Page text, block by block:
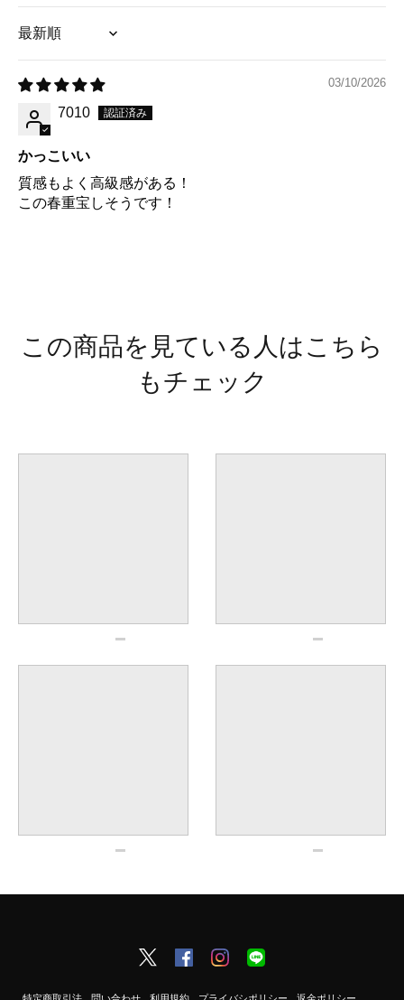
Sort by
03/10/2026
7010
かっこいい
質感もよく高級感がある！
この春重宝しそうです！
この商品を見ている人はこちら
もチェック